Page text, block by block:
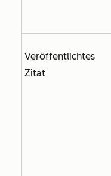
Veröffentlichtes
Zitat